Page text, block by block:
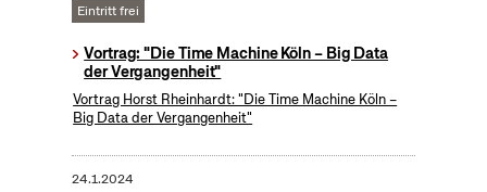
Eintritt frei
Vortrag: "Die Time Machine Köln – Big Data
der Vergangenheit"
Vortrag Horst Rheinhardt: "Die Time Machine Köln –
Big Data der Vergangenheit"
24.1.2024